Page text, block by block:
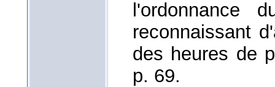
l'ordonnance
reconnaissant
des heures de
p. 69.